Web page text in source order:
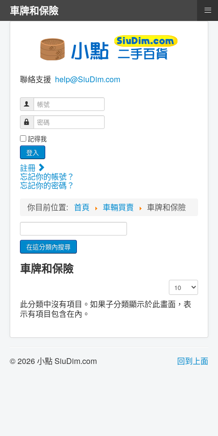
聯絡支援 help@SiuDim.com
帳號
密碼
記得我
登入
註冊
忘記你的帳號？
忘記你的密碼？
你目前位置: 首頁 車輛買賣 車牌和保險
車牌和保險
顯示數目
此分類中沒有項目。如果子分類顯示於此畫面，表
示有項目包含在內。
回到上面
© 2026 小點 SiuDim.com
車牌和保險 ≡